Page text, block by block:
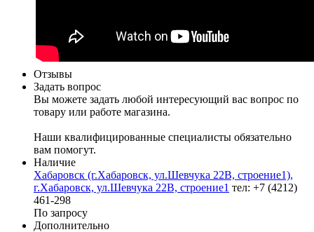
Отзывы
Задать вопрос
Вы можете задать любой интересующий вас вопрос по
товару или работе магазина.
Наши квалифицированные специалисты обязательно
вам помогут.
Наличие
Хабаровск (г.Хабаровск, ул.Шевчука 22В, строение1),
г.Хабаровск, ул.Шевчука 22В, строение1 тел: +7 (4212)
461-298
По запросу
Дополнительно